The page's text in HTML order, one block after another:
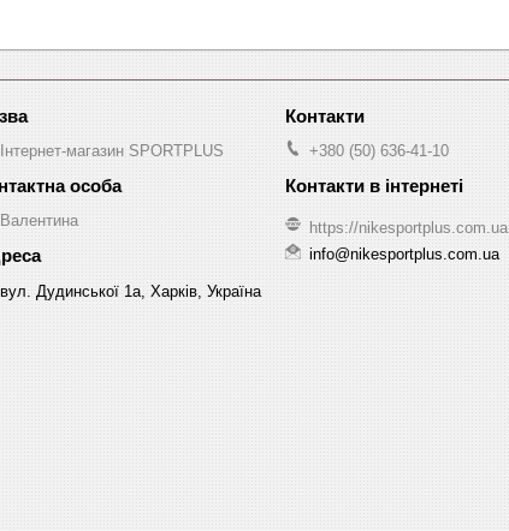
Інтернет-магазин SPORTPLUS
Валентина
вул. Дудинської 1а, Харків, Україна
+380 (50) 636-41-10
https://nikesportplus.com.ua
info@nikesportplus.com.ua